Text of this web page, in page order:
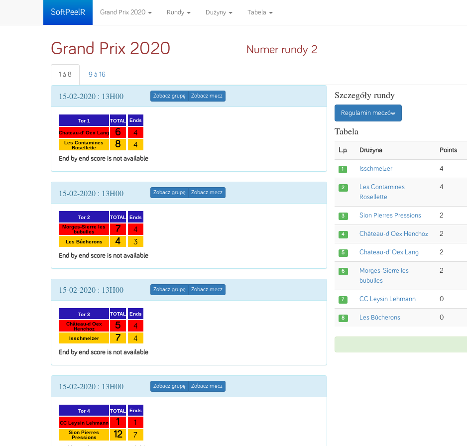
SoftPeelR Grand Prix 2020 Rundy Dużyny Tabela
Grand Prix 2020 Numer rundy 2
1 à 8 9 à 16
15-02-2020 : 13H00 Zobacz grupę Zobacz mecz
Tor 1
Chateau-d' Oex Lang
Les Contamines
Rosellette
TOTAL
6
8
Ends
4
4
End by end score is not available
15-02-2020 : 13H00 Zobacz grupę Zobacz mecz
Tor 2
Morges-Sierre les
bubulles
Les Bûcherons
TOTAL
7
4
Ends
4
3
End by end score is not available
15-02-2020 : 13H00 Zobacz grupę Zobacz mecz
Tor 3
Château-d Oex
Henchoz
Isschmelzer
TOTAL
5
7
Ends
4
4
End by end score is not available
15-02-2020 : 13H00 Zobacz grupę Zobacz mecz
Tor 4
CC Leysin Lehmann
Sion Pierres
Pressions
TOTAL
1
12
Ends
1
7
Szczegóły rundy
Regulamin meczów
Tabela
L.p. Drużyna Points
1 Isschmelzer 4
2
Les Contamines
Rosellette
4
3 Sion Pierres Pressions 2
4 Château-d Oex Henchoz 2
5 Chateau-d' Oex Lang 2
6
Morges-Sierre les
bubulles
2
7 CC Leysin Lehmann 0
8 Les Bûcherons 0